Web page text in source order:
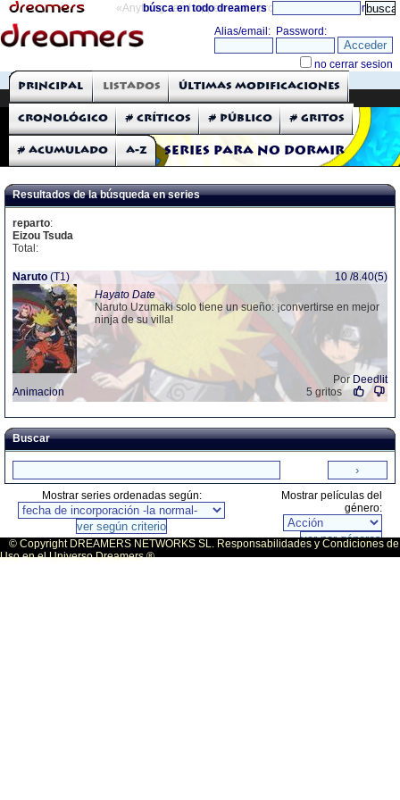
«Anything can happen and it probably will» directorio
búsca en todo dreamers
THE DREAMERS
Críticas: Series de TV
Series para no dormir
Principal Listados Últimas modificaciones
Cronológico # Críticos # Público # Gritos
# Acumulado A-Z
Resultados de la búsqueda en series
reparto:
Eizou Tsuda
Total:
Naruto (T1)
10 /8.40(5)
Hayato Date
Naruto Uzumaki solo tiene un sueño: ¡convertirse en mejor
ninja de su villa!
Por Deedlit
Animacion
5 gritos
Buscar
Mostrar series ordenadas según:
Mostrar películas del
género:
© Copyright DREAMERS NETWORKS SL. Responsabilidades y Condiciones de
Uso en el Universo Dreamers ®